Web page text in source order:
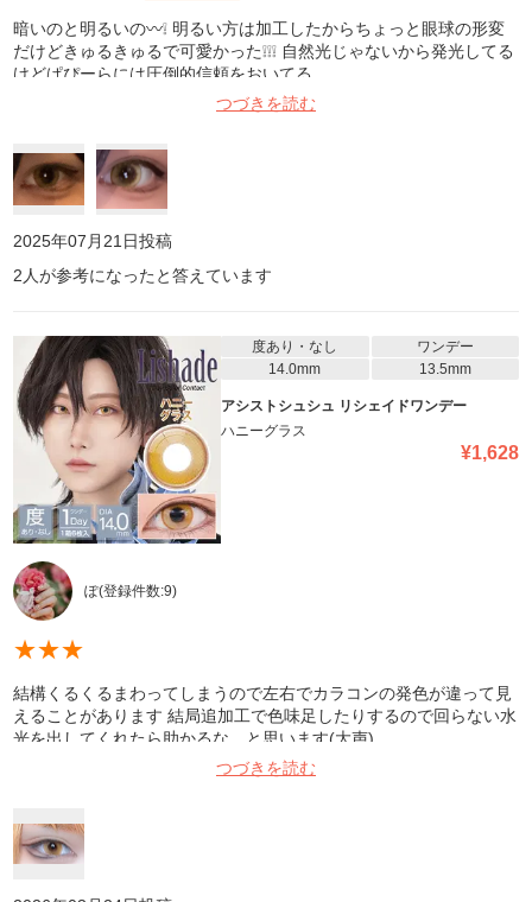
暗いのと明るいの〰️❕ 明るい方は加工したからちょっと眼球の形変
だけどきゅるきゅるで可愛かった❕❕❕ 自然光じゃないから発光してる
けどぱぴーらには圧倒的信頼をおいてる
つづきを読む
2025年07月21日投稿
2 人が参考になったと答えています
度あり・なし
ワンデー
14.0mm
13.5mm
アシストシュシュ リシェイドワンデー
ハニーグラス
¥1,628
ぽ(登録件数:9)
★★★
結構くるくるまわってしまうので左右でカラコンの発色が違って見
えることがあります 結局追加工で色味足したりするので回らない水
光を出してくれたら助かるな…と思います(大声)
つづきを読む